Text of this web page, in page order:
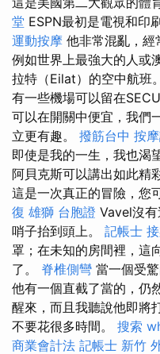
堂 ESPN最初是電視和印
運動按摩 他非常混亂，經
例如世界上最強大的人或
拉特（Eilat）的空中航班
有一些機場可以留在
可以在開關中便宜，我們
立更有趣。 撥筋台中 按
即使是我的一生，我也渴
阿貝克斯可以講出如此精
這是一次真正的冒險，您
復 雄獅 台胞證 Vavel沒
哨子抬到頭上。 記帳士
罩；在未知的房間裡，這
了。 脊椎側彎 當一個受
他有一個直截了當的，仍
醒來，而且我聽說他即將
不要花很多時間。 搜索
商業會計法 記帳士 新竹